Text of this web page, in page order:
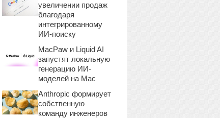
увеличении продаж
благодаря
интегрированному
ИИ-поиску
MacPaw и Liquid AI
запустят локальную
генерацию ИИ-
моделей на Mac
Anthropic формирует
собственную
команду инженеров